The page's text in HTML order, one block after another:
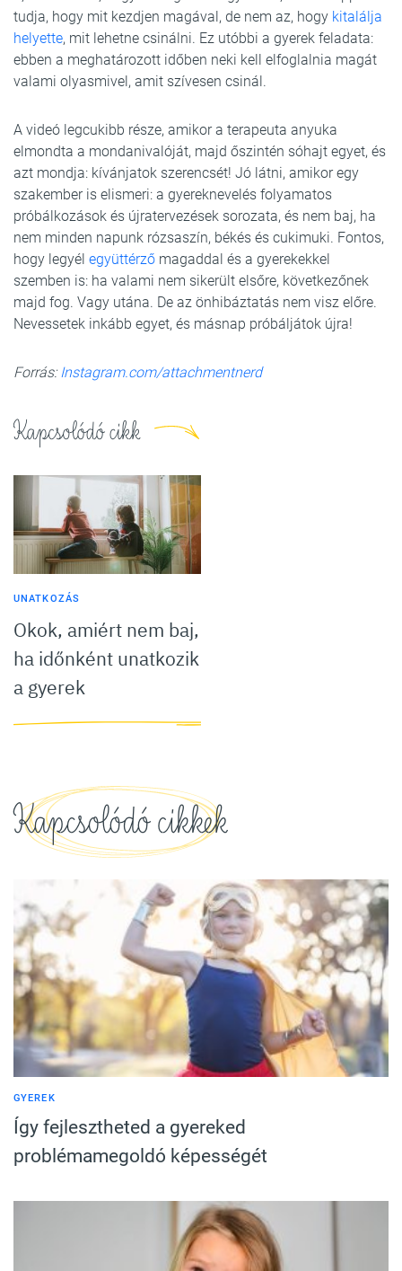
tudja, hogy mit kezdjen magával, de nem az, hogy kitalálja
helyette, mit lehetne csinálni. Ez utóbbi a gyerek feladata:
ebben a meghatározott időben neki kell elfoglalnia magát
valami olyasmivel, amit szívesen csinál.
A videó legcukibb része, amikor a terapeuta anyuka
elmondta a mondanivalóját, majd őszintén sóhajt egyet, és
azt mondja: kívánjatok szerencsét! Jó látni, amikor egy
szakember is elismeri: a gyereknevelés folyamatos
próbálkozások és újratervezések sorozata, és nem baj, ha
nem minden napunk rózsaszín, békés és cukimuki. Fontos,
hogy legyél együttérző magaddal és a gyerekekkel
szemben is: ha valami nem sikerült elsőre, következőnek
majd fog. Vagy utána. De az önhibáztatás nem visz előre.
Nevessetek inkább egyet, és másnap próbáljátok újra!
Forrás:Instagram.com/attachmentnerd
Kapcsolódó cikk
UNATKOZÁS
Okok, amiért nem baj,
ha időnként unatkozik
a gyerek
Kapcsolódó cikkek
GYEREK
Így fejlesztheted a gyereked
problémamegoldó képességét